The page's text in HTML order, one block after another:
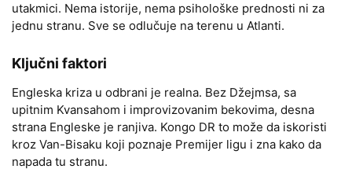
utakmici. Nema istorije, nema psihološke prednosti ni za
jednu stranu. Sve se odlučuje na terenu u Atlanti.
Ključni faktori
Engleska kriza u odbrani je realna. Bez Džejmsa, sa
upitnim Kvansahom i improvizovanim bekovima, desna
strana Engleske je ranjiva. Kongo DR to može da iskoristi
kroz Van-Bisaku koji poznaje Premijer ligu i zna kako da
napada tu stranu.